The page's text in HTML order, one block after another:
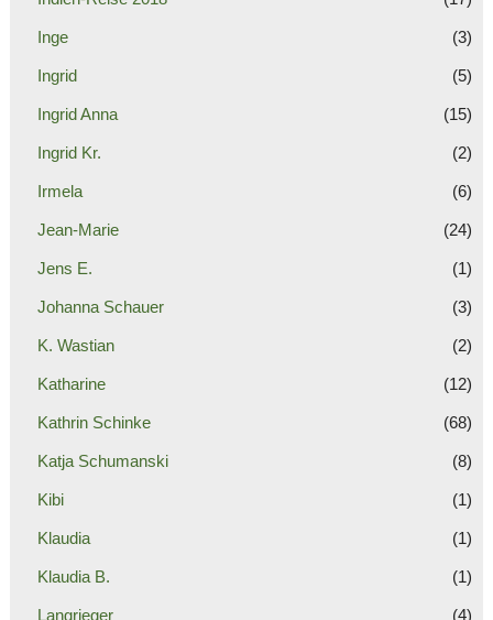
Inge (3)
Ingrid (5)
Ingrid Anna (15)
Ingrid Kr. (2)
Irmela (6)
Jean-Marie (24)
Jens E. (1)
Johanna Schauer (3)
K. Wastian (2)
Katharine (12)
Kathrin Schinke (68)
Katja Schumanski (8)
Kibi (1)
Klaudia (1)
Klaudia B. (1)
Langrieger (4)